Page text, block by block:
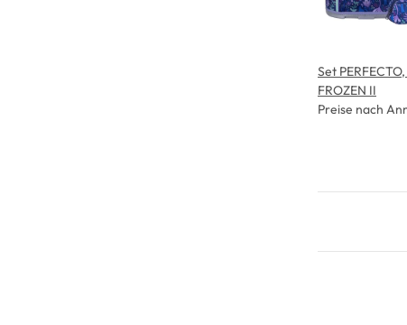
Set
FROZEN II
Preise nach